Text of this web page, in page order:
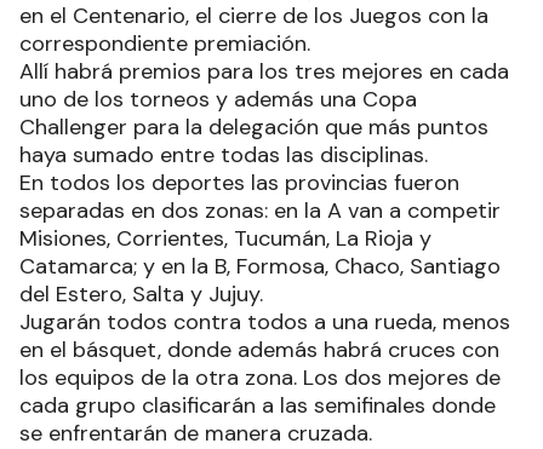
en el Centenario, el cierre de los Juegos con la
correspondiente premiación.
Allí habrá premios para los tres mejores en cada
uno de los torneos y además una Copa
Challenger para la delegación que más puntos
haya sumado entre todas las disciplinas.
En todos los deportes las provincias fueron
separadas en dos zonas: en la A van a competir
Misiones, Corrientes, Tucumán, La Rioja y
Catamarca; y en la B, Formosa, Chaco, Santiago
del Estero, Salta y Jujuy.
Jugarán todos contra todos a una rueda, menos
en el básquet, donde además habrá cruces con
los equipos de la otra zona. Los dos mejores de
cada grupo clasificarán a las semifinales donde
se enfrentarán de manera cruzada.